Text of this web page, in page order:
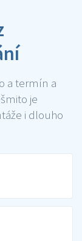
a termín a
je
i dlouho